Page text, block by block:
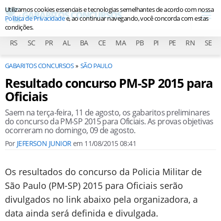
RS SC PR AL BA CE MA PB PI PE RN SE
GABARITOS CONCURSOS SÃO PAULO
Resultado concurso PM-SP 2015 para
Oficiais
Saem na terça-feira, 11 de agosto, os gabaritos preliminares
do concurso da PM-SP 2015 para Oficiais. As provas objetivas
ocorreram no domingo, 09 de agosto.
Por JEFERSON JUNIORem 11/08/2015 08:41
Os resultados do concurso da Policia Militar de
São Paulo (PM-SP) 2015 para Oficiais serão
divulgados no link abaixo pela organizadora, a
data ainda será definida e divulgada.
Utilizamos cookies essenciais e tecnologias semelhantes de acordo com nossa
Política de Privacidadee, ao continuar navegando, você concorda com estas
condições.